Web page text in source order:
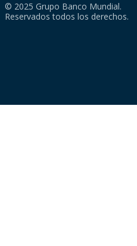
© 2025 Grupo Banco Mundial.
Reservados todos los derechos.